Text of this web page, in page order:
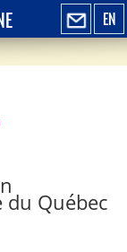
EN
Québec